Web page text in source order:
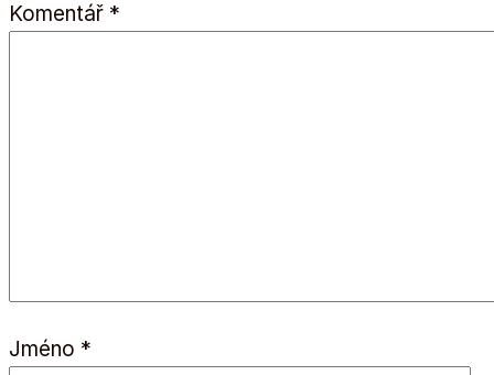
Komentář *
Jméno *